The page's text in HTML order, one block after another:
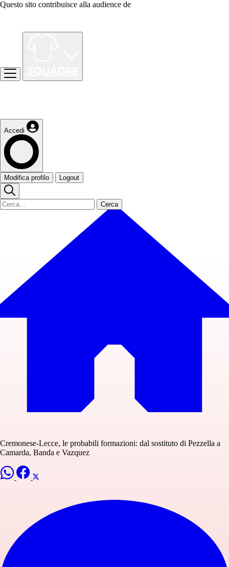
Questo sito contribuisce alla audience de
Accedi
Modifica profilo Logout
Cerca
Cremonese-Lecce, le probabili formazioni: dal sostituto di Pezzella a
Camarda, Banda e Vazquez